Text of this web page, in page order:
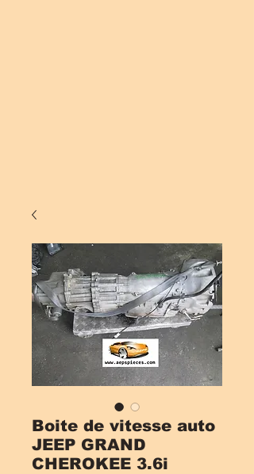
Boite de vitesse auto
JEEP GRAND
CHEROKEE 3.6i